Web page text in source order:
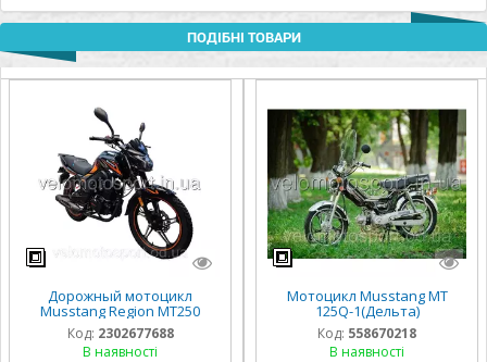
ПОДІБНІ ТОВАРИ
Дорожный мотоцикл
Musstang Region МТ250
Код: 2302677688
В наявності
Мотоцикл Musstang MT
125Q-1(Дельта)
Код: 558670218
В наявності